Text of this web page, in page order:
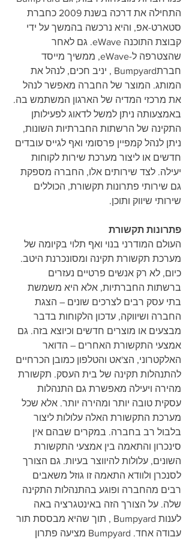
התחילה את דרכה בשנת 2009 כחברת
סטארט-אפ, והיא נרכשה בהמשך על ידי
קבוצת התוכנה eWave. גם לאחר
שהצטרפה ל-eWave, ממשיך מייסד
חברתBumpyard , יניב חכים, לנהל את
המותג. המוצר של החברה מאפשר לנהל
את מרכזי המדיה של הארגון המשתמש בה.
באמצעותה ניתן למשל לדאוג לפעילותן
התקינה של הרשתות החברתיות השונות,
ניתן לנהל קמפיין פרסומי ואף לגייס עובדים
חדשים או ליצור מערכת שירות לקוחות
יעילה. לצד שירותים אלו, החברה מספקת
גם שירותי פתרונות תקשורת, הכוללים
שירותי שיווק ותוכן.
פתרונות תקשורת
העולם המודרני בנוי ואף תלוי בקיומה של
מערכת תקשורת תקינה ומסונכרנת היטב.
כיום, לא רק אנשים פרטיים נעזרים
ברשתות החברתיות, אלא היא משמשת
בתי עסק רבים לצרכים שונים – הצגת
החברה ושיווקה, עדכון הלקוחות בדבר
מבצעים או מוצרים חדשים וכיוצא בזה. גם
אמצעי התקשורת האחרים – הדואר
האלקטרוני, הצ'אט והטלפון כמובן הכרחיים
להתנהלות תקינה של בית העסק. תקשורת
מהירה ויעילה מאפשרת גם התנהלות
עסקית טובה יותר ומהירה יותר. אלא שכל
מערכת התקשורת האלה עלולות ליצור
בלבול רב בחברה. במקרים שבהם אין
סינכרון והתאמה בין אמצעי התקשורת
השונים, עלולות להיווצר בעיות. גם הצורך
לסנכרן ולוודא התאמה זו גוזל משאבים
רבים מהחברה ופוגע בהתנהלות התקינה
שלה. על הצורך הזה באינטגרציה באה
לענות Bumpyard , תוך שהיא מבססת תור
עבודה אחד. Bumpyard מציעה פתרון